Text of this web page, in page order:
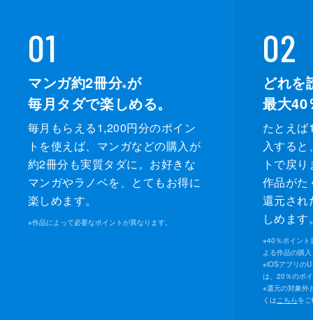
01
マンガ約2冊分※が
毎月タダで楽しめる。
毎月もらえる1,200円分のポイン
トを使えば、マンガなどの購入が
約2冊分も実質タダに。お好きな
マンガやラノベを、とてもお得に
楽しめます。
※作品によって必要なポイントが異なります。
02
どれを
最大40
たとえ
入する
トで戻
作品がた
還元され
しめます
※40％ポイント
よる作品の購
※iOSアプリの
は、20％のポ
※還元の対象外
くはこちらを